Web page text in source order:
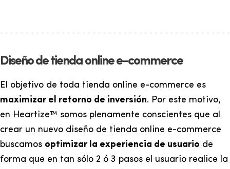
Diseño de tienda online e-commerce
El objetivo de toda tienda online e-commerce es
maximizar el retorno de inversión. Por este motivo,
en Heartize™ somos plenamente conscientes que al
crear un nuevo diseño de tienda online e-commerce
buscamos optimizar la experiencia de usuario de
forma que en tan sólo 2 ó 3 pasos el usuario realice la